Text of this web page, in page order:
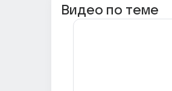
Видео по теме